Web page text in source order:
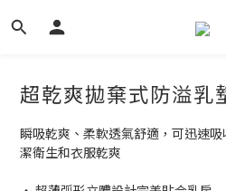
超乾爽拋棄式防溢乳
瞬吸乾爽、柔軟透氣舒適，可迅速
潔衛生和衣服乾爽